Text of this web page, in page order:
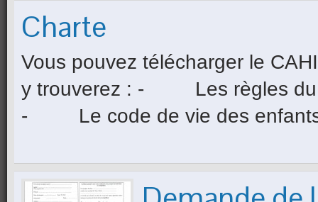
Charte
Vous pouvez télécharger le
y trouverez : - Les règles
- Le code de vie des